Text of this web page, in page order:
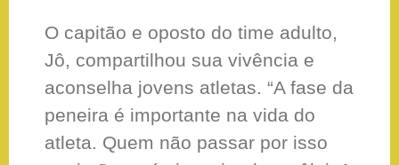
O capitão e oposto do time adulto,
Jô, compartilhou sua vivência e
aconselha jovens atletas. “A fase da
peneira é importante na vida do
atleta. Quem não passar por isso